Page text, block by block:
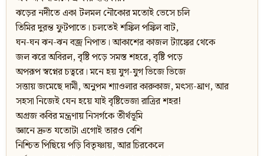
ঝড়ের নদীতে একা টলমল নৌকোর মতোই ভেসে চলি
তিমির দুরন্ত ফুটপাতে। চলতেই শঙ্কিল পঙ্কিল বাট,
ঘন-ঘন ঝন-ঝন বজ্র নিপাত। আকাশের কাজল ট্যাঙ্কের থেকে
জল ঝরে অবিরল, বৃষ্টি পড়ে সমস্ত শহরে, বৃষ্টি পড়ে
অপরূপ স্বপ্নের চত্বরে। মনে হয় যুগ-যুগ ভিজে ভিজে
সত্তায় জমেছে দামী, অনুপম শ্যাওলার কারুকাজ, মৎস্য-ঘ্রাণ, আর
সহসা নিজেই যেন হয়ে যাই বৃষ্টিভেজা রাত্রির শহর!
অগ্রজ কবির মন্ত্রণায় নিসর্গকে তীর্থভূমি
জ্ঞানে দ্রুত যতোটা এগোই তারও বেশি
নিশ্চিত পিছিয়ে পড়ি বিতৃষ্ণায়, আর চিরকেলে